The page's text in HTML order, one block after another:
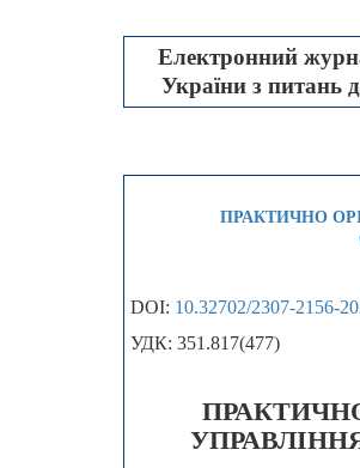
Електронний
України з питань
ПРАКТИЧНО
DOI: 10.32702/2307-2156-
УДК: 351.817(477)